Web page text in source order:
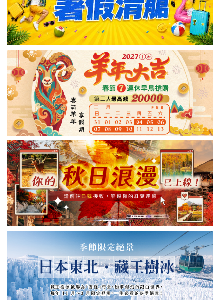
★★★★★這次參加天海旅遊2/23-3/6埃及黑白沙漠12天，真的是一趟完美的旅行。美麗又專業的領隊佩綺非常用心的幫大家拍超美的照...
★★★★★參加1/31五星埃及黑白沙漠12天行程。原本抱持著試試看的心情參加，沒想到超乎想像的好玩與值得。導遊陽光與領隊圓圓默契的...